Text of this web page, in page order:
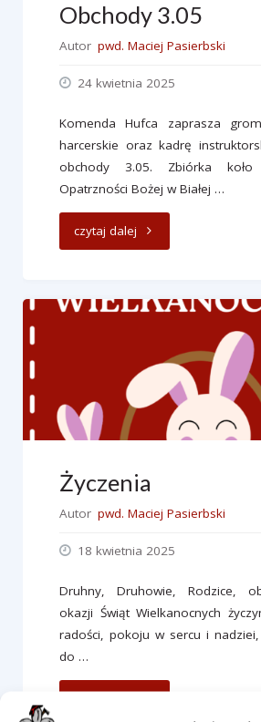
Obchody 3.05
Autor pwd. Maciej Pasierbski
24 kwietnia 2025
Komenda Hufca zaprasza
harcerskie oraz kadrę
obchody 3.05. Zbiórka koło
Opatrzności Bożej w Białej …
czytaj dalej "Obchody
Życzenia
Autor pwd. Maciej Pasierbski
18 kwietnia 2025
Druhny, Druhowie, Rodzice,
okazji Świąt Wielkanocnych
radości, pokoju w sercu i
do …
"Życzenia"